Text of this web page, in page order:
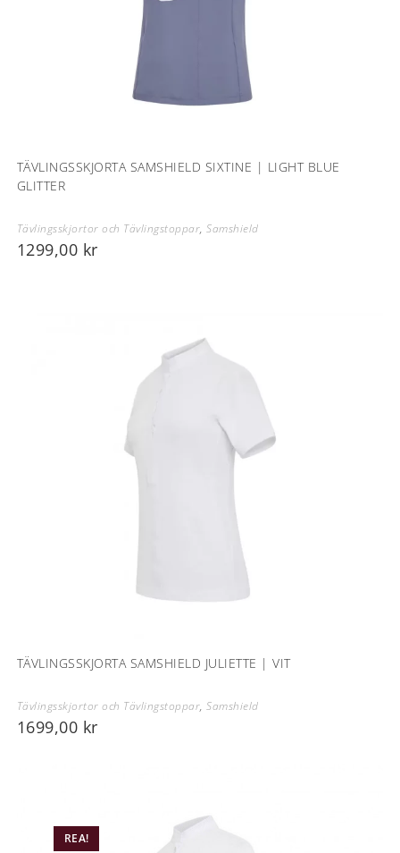
TÄVLINGSSKJORTA SAMSHIELD SIXTINE | LIGHT BLUE
GLITTER
Tävlingsskjortor och Tävlingstoppar,Samshield
1299,00 kr
TÄVLINGSSKJORTA SAMSHIELD JULIETTE | VIT
Tävlingsskjortor och Tävlingstoppar,Samshield
1699,00 kr
REA!